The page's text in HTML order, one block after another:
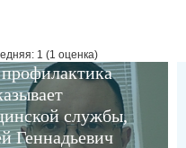
1 (1 оценка)
службы,
Геннадьевич